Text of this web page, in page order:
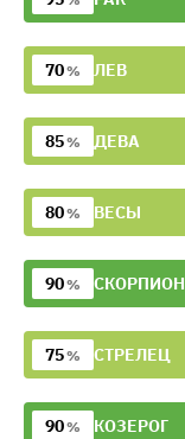
70% ЛЕВ
85% ДЕВА
80% ВЕСЫ
90% СКОРПИОН
75% СТРЕЛЕЦ
90% КОЗЕРОГ